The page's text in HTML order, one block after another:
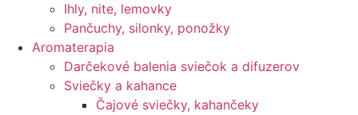
Ihly, nite, lemovky
Pančuchy, silonky, ponožky
Aromaterapia
Darčekové balenia sviečok a difuzerov
Sviečky a kahance
Čajové sviečky, kahančeky